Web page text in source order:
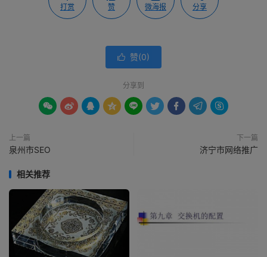
打赏 赞 微海报 分享
 赞(0)
分享到
        
上一篇
泉州市SEO
下一篇
济宁市网络推广
相关推荐